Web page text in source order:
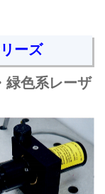
ーズ
緑色系レーザ